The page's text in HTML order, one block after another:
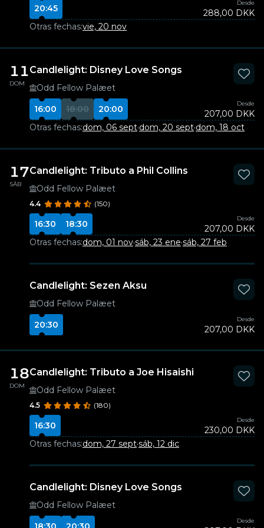
20:45
Desde
288,00 DKK
Otras fechas:vie, 20 nov
11
DOM
Candlelight: Disney Love Songs
Odd Fellow Palæet
16:00
18:00 20:00
Desde
207,00 DKK
Otras fechas:dom, 06 sept·dom, 20 sept·dom, 18 oct
17
SÁB
Candlelight: Tributo a Phil Collins
Odd Fellow Palæet
4.4 (150)
16:30 18:30
Desde
207,00 DKK
Otras fechas:dom, 01 nov·sáb, 23 ene·sáb, 27 feb
Candlelight: Sezen Aksu
Odd Fellow Palæet
20:30
Desde
207,00 DKK
18
DOM
Candlelight: Tributo a Joe Hisaishi
Odd Fellow Palæet
4.5 (180)
16:30
Desde
230,00 DKK
Otras fechas:dom, 27 sept·sáb, 12 dic
Candlelight: Disney Love Songs
Odd Fellow Palæet
Desde